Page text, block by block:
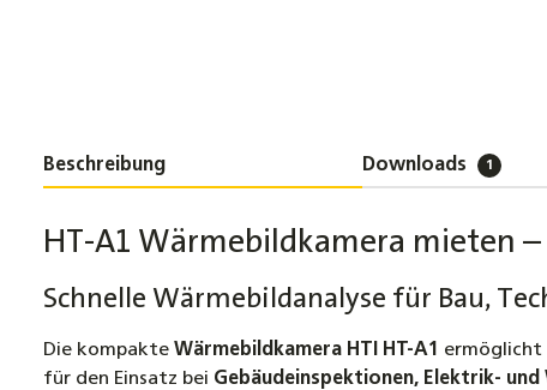
Beschreibung Downloads 1
HT-A1 Wärmebildkamera mieten
Schnelle Wärmebildanalyse für Bau,
Die kompakte Wärmebildkamera HTI HT-A1
ermöglicht
für den Einsatz bei Gebäudeinspektionen, Elektrik-